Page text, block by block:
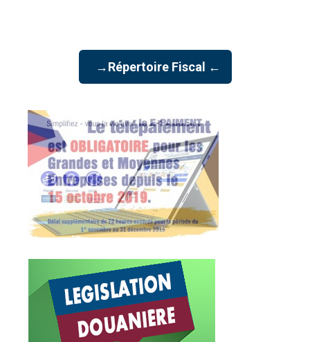
→Répertoire Fiscal ←